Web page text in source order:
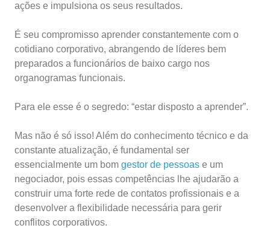
ações e impulsiona os seus resultados.
É seu compromisso aprender constantemente com o
cotidiano corporativo, abrangendo de líderes bem
preparados a funcionários de baixo cargo nos
organogramas funcionais.
Para ele esse é o segredo: “estar disposto a aprender”.
Mas não é só isso! Além do conhecimento técnico e da
constante atualização, é fundamental ser
essencialmente um bom gestor de pessoas e um
negociador, pois essas competências lhe ajudarão a
construir uma forte rede de contatos profissionais e a
desenvolver a flexibilidade necessária para gerir
conflitos corporativos.